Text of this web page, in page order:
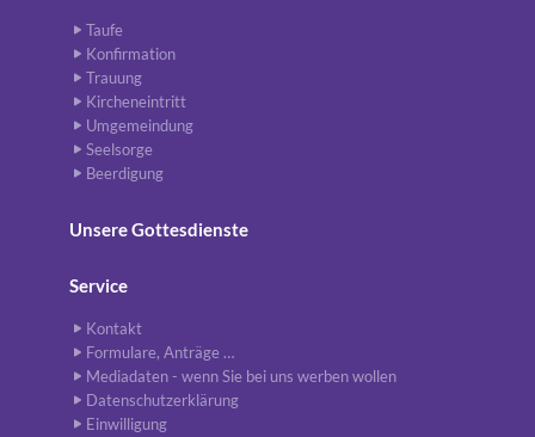
Taufe
Konfirmation
Trauung
Kircheneintritt
Umgemeindung
Seelsorge
Beerdigung
Unsere Gottesdienste
Service
Kontakt
Formulare, Anträge …
Mediadaten - wenn Sie bei uns werben wollen
Datenschutzerklärung
Einwilligung